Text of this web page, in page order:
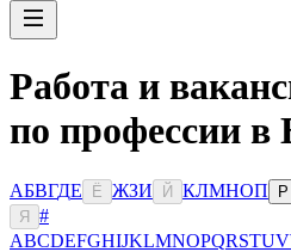
Работа и
по профессии в
АБВГДЕ Ё ЖЗИ Й КЛМНОП Р
Я
#
ABCDEFGHIJKLMNOPQRSTUV